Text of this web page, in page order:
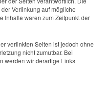
Verlinkung auf mögliche
Inhalte waren zum Zeitpunkt der
verlinkten Seiten ist jedoch ohne
nicht zumutbar. Bei
werden wir derartige Links